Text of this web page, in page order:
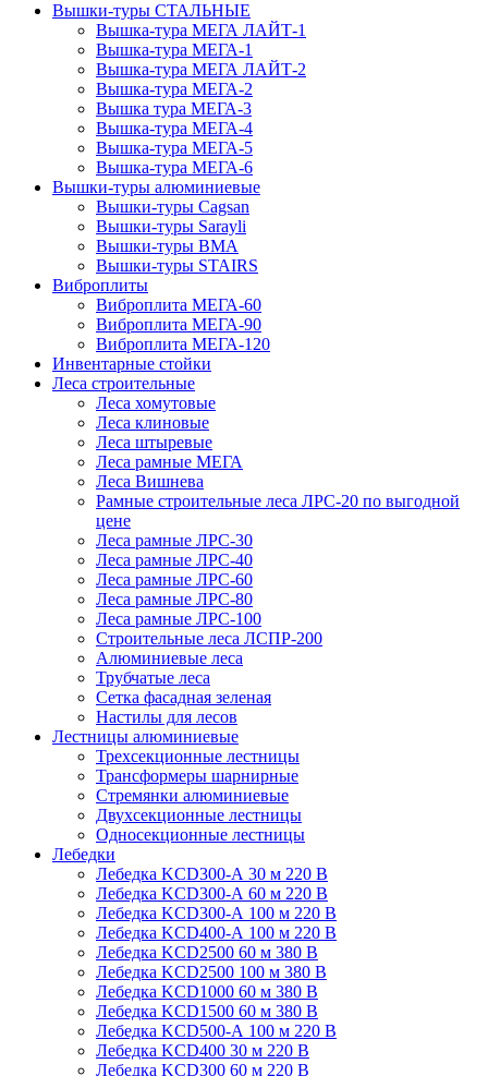
Вышки-туры СТАЛЬНЫЕ
Вышка-тура МЕГА ЛАЙТ-1
Вышка-тура МЕГА-1
Вышка-тура МЕГА ЛАЙТ-2
Вышка-тура МЕГА-2
Вышка тура МЕГА-3
Вышка-тура МЕГА-4
Вышка-тура МЕГА-5
Вышка-тура МЕГА-6
Вышки-туры алюминиевые
Вышки-туры Cagsan
Вышки-туры Sarayli
Вышки-туры ВМА
Вышки-туры STAIRS
Виброплиты
Виброплита МЕГА-60
Виброплита МЕГА-90
Виброплита МЕГА-120
Инвентарные стойки
Леса строительные
Леса хомутовые
Леса клиновые
Леса штыревые
Леса рамные МЕГА
Леса Вишнева
Рамные строительные леса ЛРС-20 по выгодной
цене
Леса рамные ЛРС-30
Леса рамные ЛРС-40
Леса рамные ЛРС-60
Леса рамные ЛРС-80
Леса рамные ЛРС-100
Строительные леса ЛСПР-200
Алюминиевые леса
Трубчатые леса
Сетка фасадная зеленая
Настилы для лесов
Лестницы алюминиевые
Трехсекционные лестницы
Трансформеры шарнирные
Стремянки алюминиевые
Двухсекционные лестницы
Односекционные лестницы
Лебедки
Лебедка KCD300-А 30 м 220 В
Лебедка KCD300-А 60 м 220 В
Лебедка KCD300-А 100 м 220 В
Лебедка KCD400-А 100 м 220 В
Лебедка KCD2500 60 м 380 В
Лебедка KCD2500 100 м 380 В
Лебедка KCD1000 60 м 380 В
Лебедка KCD1500 60 м 380 В
Лебедка KCD500-А 100 м 220 В
Лебедка KCD400 30 м 220 В
Лебедка KCD300 60 м 220 В